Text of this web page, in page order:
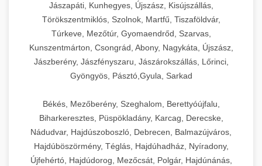
Jászapáti, Kunhegyes, Újszász, Kisújszállás,
Törökszentmiklós, Szolnok, Martfű, Tiszaföldvár,
Túrkeve, Mezőtúr, Gyomaendrőd, Szarvas,
Kunszentmárton, Csongrád, Abony, Nagykáta, Újszász,
Jászberény, Jászfényszaru, Jászárokszállás, Lőrinci,
Gyöngyös, Pásztó,Gyula, Sarkad
Békés, Mezőberény, Szeghalom, Berettyóújfalu,
Biharkeresztes, Püspökladány, Karcag, Derecske,
Nádudvar, Hajdúszoboszló, Debrecen, Balmazújváros,
Hajdúböszörmény, Téglás, Hajdúhadház, Nyíradony,
Újfehértó, Hajdúdorog, Mezőcsát, Polgár, Hajdúnánás,